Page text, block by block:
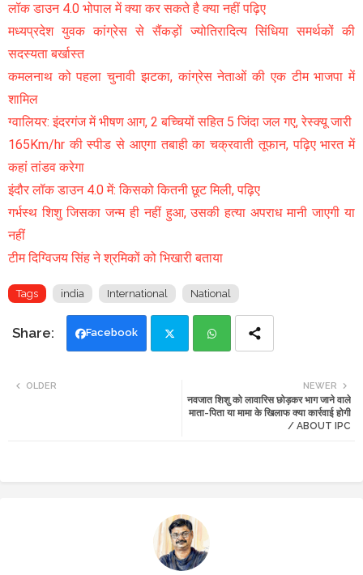
लॉक डाउन 4.0 भोपाल में क्या कर सकते है क्या नहीं पढ़िए
मध्यप्रदेश युवक कांग्रेस से सैंकड़ों ज्योतिरादित्य सिंधिया समर्थकों की
सदस्यता बर्खास्त
कमलनाथ को पहला चुनावी झटका, कांग्रेस नेताओं की एक टीम भाजपा में
शामिल
ग्वालियर: इंदरगंज में भीषण आग, 2 बच्चियों सहित 5 जिंदा जल गए, रेस्क्यू जारी
165Km/hr की स्पीड से आएगा तबाही का चक्रवाती तूफान, पढ़िए भारत में
कहां तांडव करेगा
इंदौर लॉक डाउन 4.0 में: किसको कितनी छूट मिली, पढ़िए
गर्भस्थ शिशु जिसका जन्म ही नहीं हुआ, उसकी हत्या अपराध मानी जाएगी या
नहीं
टीम दिग्विजय सिंह ने श्रमिकों को भिखारी बताया
Tags india International National
Facebook
ats
NEWER
नवजात शिशु को लावारिस छोड़कर भाग जाने वाले
माता-पिता या मामा के खिलाफ क्या कार्रवाई होगी
/ ABOUT IPC
OLDER